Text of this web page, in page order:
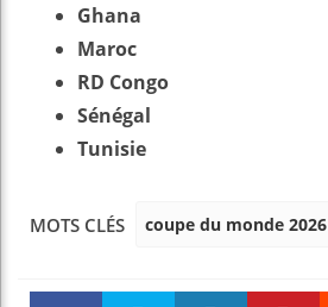
Ghana
Maroc
RD Congo
Sénégal
Tunisie
MOTS CLÉS coupe du monde 2026